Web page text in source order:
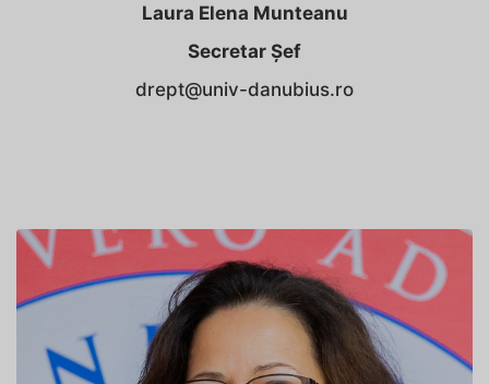
Laura Elena Munteanu
Secretar Șef
drept@univ-danubius.ro